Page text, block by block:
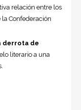
relación entre los
la Confederación
derrota de
literario a una